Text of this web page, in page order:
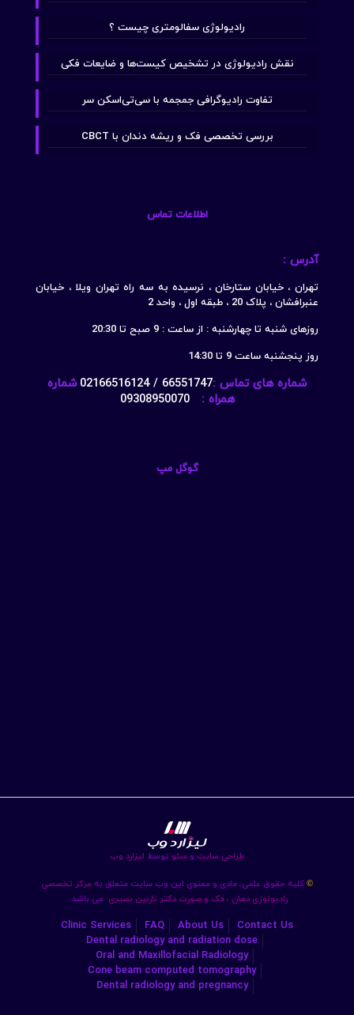
رادیولوژی سفالومتری چیست ؟
نقش رادیولوژی در تشخیص کیست‌ها و ضایعات فکی
تفاوت رادیوگرافی جمجمه با سی‌تی‌اسکن سر
بررسی تخصصی فک و ریشه دندان با CBCT
اطلاعات تماس
آدرس :
تهران ، خیابان ستارخان ، نرسیده به سه راه تهران ویلا ، خیابان
عنبرافشان ، پلاک 20 ، طبقه اول ، واحد 2
روزهای شنبه تا چهارشنبه : از ساعت : 9 صبح تا 20:30
روز پنجشنبه ساعت 9 تا 14:30
شماره های تماس :66551747 / 02166516124
شماره
همراه :
09308950070
گوگل مپ
طراحی سایت و سئو توسط لیزارد وب
© کلیه حقوق علمی، مادی و معنوی این وب سایت متعلق به مرکز تخصصی
رادیولوژی دهان ، فک و صورت دکتر نازنین بصیری می باشد .
Contact Us
About Us
FAQ
Clinic Services
Dental radiology and radiation dose
Oral and Maxillofacial Radiology
Cone beam computed tomography
Dental radiology and pregnancy